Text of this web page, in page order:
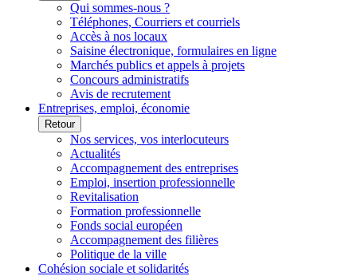
Qui sommes-nous ?
Téléphones, Courriers et courriels
Accès à nos locaux
Saisine électronique, formulaires en ligne
Marchés publics et appels à projets
Concours administratifs
Avis de recrutement
Entreprises, emploi, économie
Retour
Nos services, vos interlocuteurs
Actualités
Accompagnement des entreprises
Emploi, insertion professionnelle
Revitalisation
Formation professionnelle
Fonds social européen
Accompagnement des filières
Politique de la ville
Cohésion sociale et solidarités